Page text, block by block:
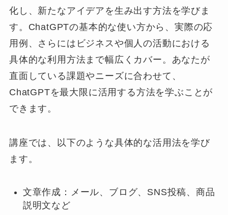
化し、新たなアイデアを生み出す方法を学びま
す。ChatGPTの基本的な使い方から、実際の応
用例、さらにはビジネスや個人の活動における
具体的な利用方法まで幅広くカバー。あなたが
直面している課題やニーズに合わせて、
ChatGPTを最大限に活用する方法を学ぶことが
できます。
講座では、以下のような具体的な活用法を学び
ます。
文章作成：メール、ブログ、SNS投稿、商品
説明文など